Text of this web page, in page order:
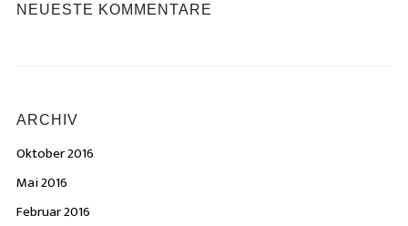
NEUESTE KOMMENTARE
ARCHIV
Oktober 2016
Mai 2016
Februar 2016